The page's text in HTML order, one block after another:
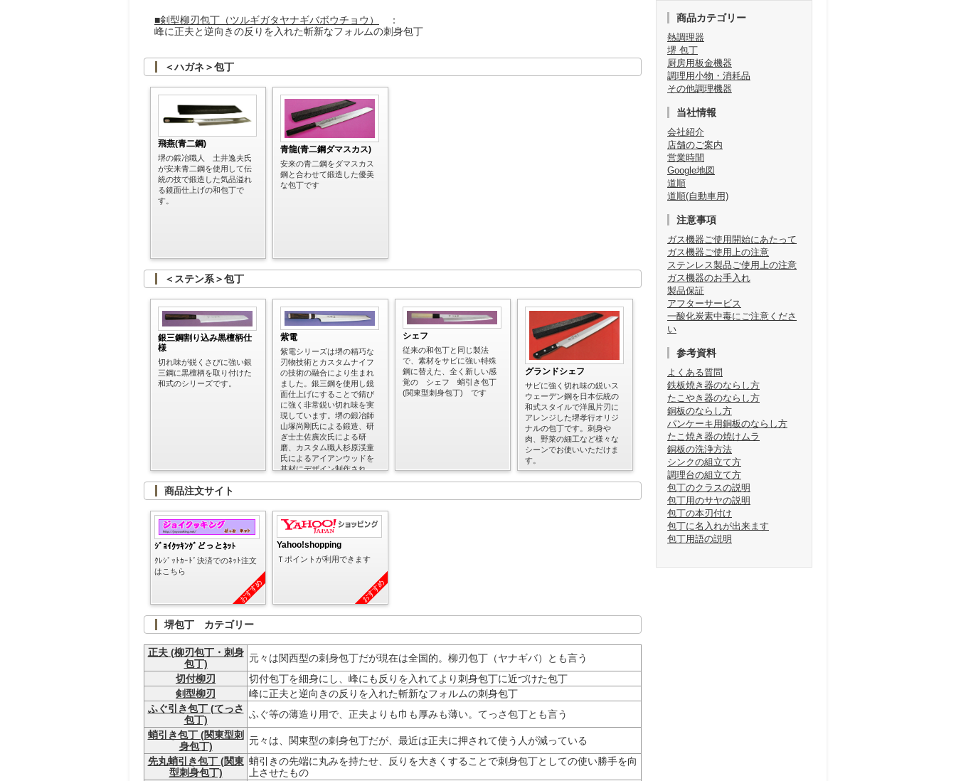
■剣型柳刃包丁（ツルギガタヤナギバボウチョウ）
：
峰に正夫と逆向きの反りを入れた斬新なフォルムの刺身包丁
＜ハガネ＞包丁
飛燕(青二鋼)
堺の鍛冶職人 土井逸夫氏
が安来青二鋼を使用して伝
統の技で鍛造した気品溢れ
る鏡面仕上げの和包丁で
す。
青龍(青二鋼ダマスカス)
安来の青二鋼をダマスカス
鋼と合わせて鍛造した優美
な包丁です
＜ステン系＞包丁
銀三鋼割り込み黒檀柄仕
様
切れ味が鋭くさびに強い銀
三鋼に黒檀柄を取り付けた
和式のシリーズです。
紫電
紫電シリーズは堺の精巧な
刃物技術とカスタムナイフ
の技術の融合により生まれ
ました。銀三鋼を使用し鏡
面仕上げにすることで錆び
に強く非常鋭い切れ味を実
現しています。堺の鍛冶師
山塚尚剛氏による鍛造、研
ぎ士土佐廣次氏による研
磨、カスタム職人杉原渓童
氏によるアイアンウッドを
基材にデザイン制作され
シェフ
従来の和包丁と同じ製法
で、素材をサビに強い特殊
鋼に替えた、全く新しい感
覚の シェフ 蛸引き包丁
(関東型刺身包丁) です
グランドシェフ
サビに強く切れ味の鋭いス
ウェーデン鋼を日本伝統の
和式スタイルで洋風片刃に
アレンジした堺孝行オリジ
ナルの包丁です。刺身や
肉、野菜の細工など様々な
シーンでお使いいただけま
す。
商品注文サイト
ｼﾞｮｲｸｯｷﾝｸﾞどっとﾈｯﾄ
ｸﾚｼﾞｯﾄｶｰﾄﾞ決済でのﾈｯﾄ注文
はこちら
おすすめ
Yahoo!shopping
Ｔポイントが利用できます
おすすめ
堺包丁 カテゴリー
正夫 (柳刃包丁・刺身
包丁)
元々は関西型の刺身包丁だが現在は全国的。柳刃包丁（ヤナギバ）とも言う
切付柳刃
切付包丁を細身にし、峰にも反りを入れてより刺身包丁に近づけた包丁
剣型柳刃
峰に正夫と逆向きの反りを入れた斬新なフォルムの刺身包丁
ふぐ引き包丁 (てっさ
包丁)
ふぐ等の薄造り用で、正夫よりも巾も厚みも薄い。てっさ包丁とも言う
蛸引き包丁 (関東型刺
身包丁)
元々は、関東型の刺身包丁だが、最近は正夫に押されて使う人が減っている
先丸蛸引き包丁 (関東
型刺身包丁)
蛸引きの先端に丸みを持たせ、反りを大きくすることで刺身包丁としての使い勝手を向
上させたもの
商品カテゴリー
熱調理器
堺 包丁
厨房用板金機器
調理用小物・消耗品
その他調理機器
当社情報
会社紹介
店舗のご案内
営業時間
Google地図
道順
道順(自動車用)
注意事項
ガス機器ご使用開始にあたって
ガス機器ご使用上の注意
ステンレス製品ご使用上の注意
ガス機器のお手入れ
製品保証
アフターサービス
一酸化炭素中毒にご注意くださ
い
参考資料
よくある質問
鉄板焼き器のならし方
たこやき器のならし方
銅板のならし方
パンケーキ用銅板のならし方
たこ焼き器の焼けムラ
銅板の洗浄方法
シンクの組立て方
調理台の組立て方
包丁のクラスの説明
包丁用のサヤの説明
包丁の本刃付け
包丁に名入れが出来ます
包丁用語の説明